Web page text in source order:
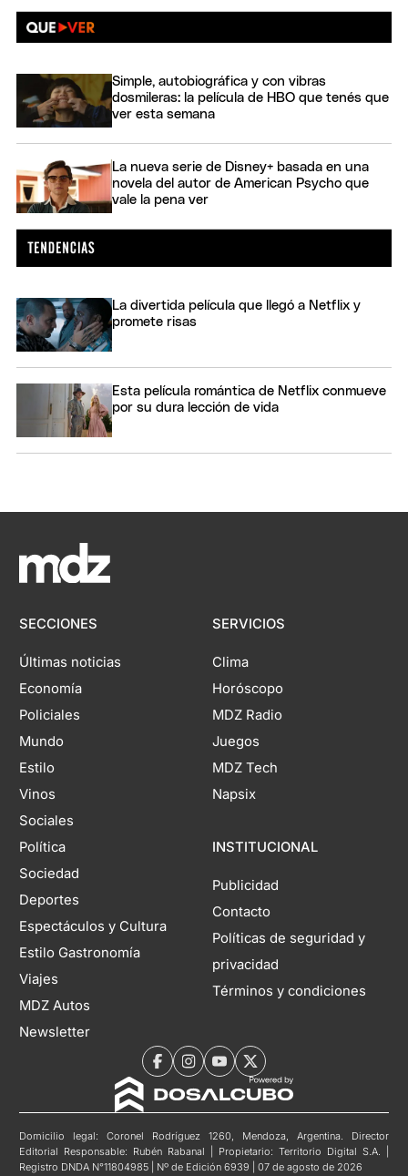
Simple, autobiográfica y con vibras
dosmileras: la película de HBO que tenés que
ver esta semana
La nueva serie de Disney+ basada en una
novela del autor de American Psycho que
vale la pena ver
La divertida película que llegó a Netflix y
promete risas
Esta película romántica de Netflix conmueve
por su dura lección de vida
SECCIONES
Últimas noticias
Economía
Policiales
Mundo
Estilo
Vinos
Sociales
Política
Sociedad
Deportes
Espectáculos y Cultura
Estilo Gastronomía
Viajes
MDZ Autos
Newsletter
SERVICIOS
Clima
Horóscopo
MDZ Radio
Juegos
MDZ Tech
Napsix
INSTITUCIONAL
Publicidad
Contacto
Políticas de seguridad y
privacidad
Términos y condiciones
Domicilio legal: Coronel Rodríguez 1260, Mendoza, Argentina. Director
Editorial Responsable: Rubén Rabanal | Propietario: Territorio Digital S.A. |
Registro DNDA N°11804985 | Nº de Edición 6939 | 07 de agosto de 2026